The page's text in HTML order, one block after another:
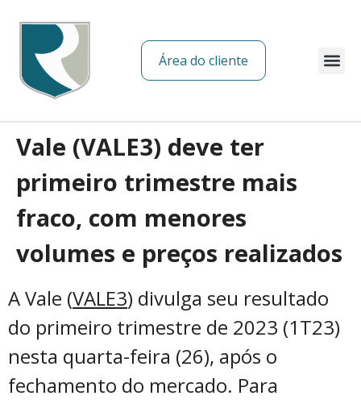
Área do cliente
Vale (VALE3) deve ter
primeiro trimestre mais
fraco, com menores
volumes e preços realizados
A Vale (VALE3) divulga seu resultado
do primeiro trimestre de 2023 (1T23)
nesta quarta-feira (26), após o
fechamento do mercado. Para